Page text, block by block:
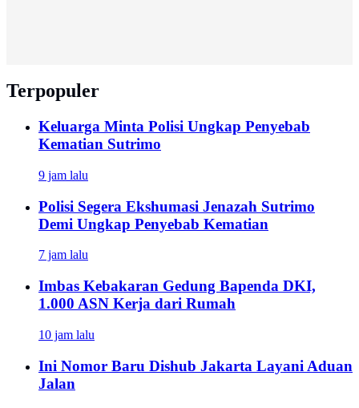
Terpopuler
Keluarga Minta Polisi Ungkap Penyebab
Kematian Sutrimo
9 jam lalu
Polisi Segera Ekshumasi Jenazah Sutrimo
Demi Ungkap Penyebab Kematian
7 jam lalu
Imbas Kebakaran Gedung Bapenda DKI,
1.000 ASN Kerja dari Rumah
10 jam lalu
Ini Nomor Baru Dishub Jakarta Layani Aduan
Jalan